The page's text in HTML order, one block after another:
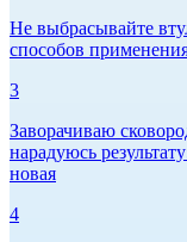
Не выбрасывайте
способов
3
Заворачиваю
нарадуюсь
новая
4